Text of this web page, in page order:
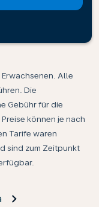
Alle
Die
Gebühr für die
können je nach
Tarife waren
sind zum Zeitpunkt